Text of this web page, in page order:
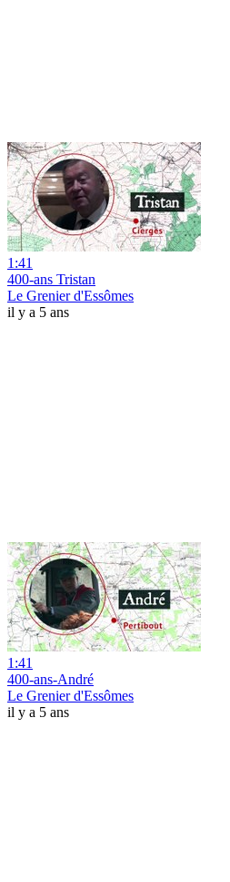
1:41
400-ans Tristan
Le Grenier d'Essômes
il y a 5 ans
1:41
400-ans-André
Le Grenier d'Essômes
il y a 5 ans